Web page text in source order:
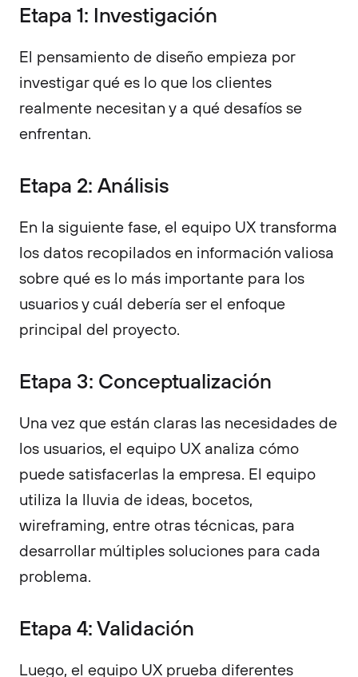
Etapa 1: Investigación
El pensamiento de diseño empieza por
investigar qué es lo que los clientes
realmente necesitan y a qué desafíos se
enfrentan.
Etapa 2: Análisis
En la siguiente fase, el equipo UX transforma
los datos recopilados en información valiosa
sobre qué es lo más importante para los
usuarios y cuál debería ser el enfoque
principal del proyecto.
Etapa 3: Conceptualización
Una vez que están claras las necesidades de
los usuarios, el equipo UX analiza cómo
puede satisfacerlas la empresa. El equipo
utiliza la lluvia de ideas, bocetos,
wireframing, entre otras técnicas, para
desarrollar múltiples soluciones para cada
problema.
Etapa 4: Validación
Luego, el equipo UX prueba diferentes